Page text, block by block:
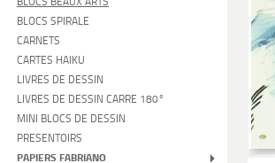
BLOCS SPIRALE
CARNETS
CARTES HAIKU
LIVRES DE DESSIN
LIVRES DE DESSIN CARRE 180°
MINI BLOCS DE DESSIN
PRESENTOIRS
PAPIERS FABRIANO